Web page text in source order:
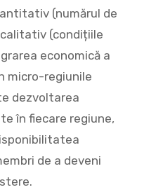
(numărul de
calitativ (condițiile
economică a
micro-regiunile
dezvoltarea
în fiecare regiune,
de a deveni